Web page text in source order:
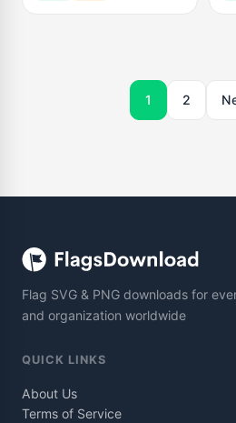
1 2
Flag SVG & PNG downloads for
and organization worldwide
QUICK LINKS
About Us
Terms of Service